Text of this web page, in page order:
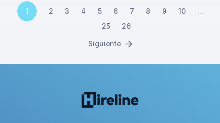
1 2 3 4 5 6 7 8 9 10
...
25
26
Siguiente